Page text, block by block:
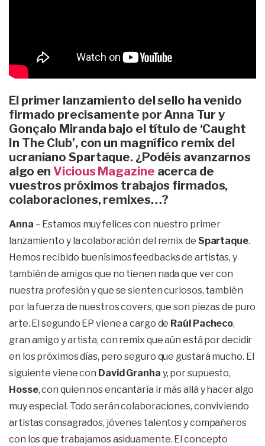
El primer lanzamiento del sello ha venido
firmado precisamente por Anna Tur y
Gonçalo Miranda bajo el título de ‘Caught
In The Club’, con un magnífico remix del
ucraniano Spartaque. ¿Podéis avanzarnos
algo enVicious Magazine acerca de
vuestros próximos trabajos firmados,
colaboraciones, remixes…?
Anna – Estamos muy felices con nuestro primer
lanzamiento y la colaboración del remix de Spartaque.
Hemos recibido buenísimos feedbacks de artistas, y
también de amigos que no tienen nada que ver con
nuestra profesión y que se sienten curiosos, también
por la fuerza de nuestros covers, que son piezas de puro
arte. El segundo EP viene a cargo de Raúl Pacheco,
gran amigo y artista, con remix que aún está por decidir
en los próximos días, pero seguro que gustará mucho. El
siguiente viene con David Granha y, por supuesto,
Hosse, con quien nos encantaría ir más allá y hacer algo
muy especial. Todo serán colaboraciones, conviviendo
artistas consagrados, jóvenes talentos y compañeros
con los que trabajamos asiduamente. El concepto